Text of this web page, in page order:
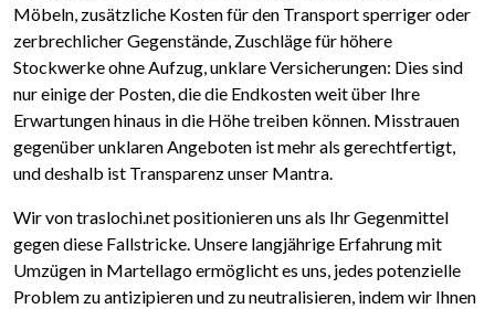
Möbeln, zusätzliche Kosten für den Transport sperriger oder
zerbrechlicher Gegenstände, Zuschläge für höhere
Stockwerke ohne Aufzug, unklare Versicherungen: Dies sind
nur einige der Posten, die die Endkosten weit über Ihre
Erwartungen hinaus in die Höhe treiben können. Misstrauen
gegenüber unklaren Angeboten ist mehr als gerechtfertigt,
und deshalb ist Transparenz unser Mantra.
Wir von traslochi.net positionieren uns als Ihr Gegenmittel
gegen diese Fallstricke. Unsere langjährige Erfahrung mit
Umzügen in Martellago ermöglicht es uns, jedes potenzielle
Problem zu antizipieren und zu neutralisieren, indem wir Ihnen